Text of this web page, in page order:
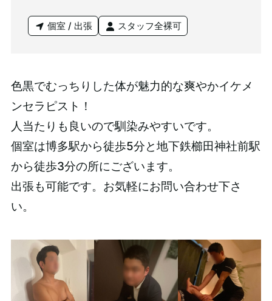
個室 / 出張 スタッフ全裸可
色黒でむっちりした体が魅力的な爽やかイケメ
ンセラピスト！
人当たりも良いので馴染みやすいです。
個室は博多駅から徒歩5分と地下鉄櫛田神社前駅
から徒歩3分の所にございます。
出張も可能です。お気軽にお問い合わせ下さ
い。